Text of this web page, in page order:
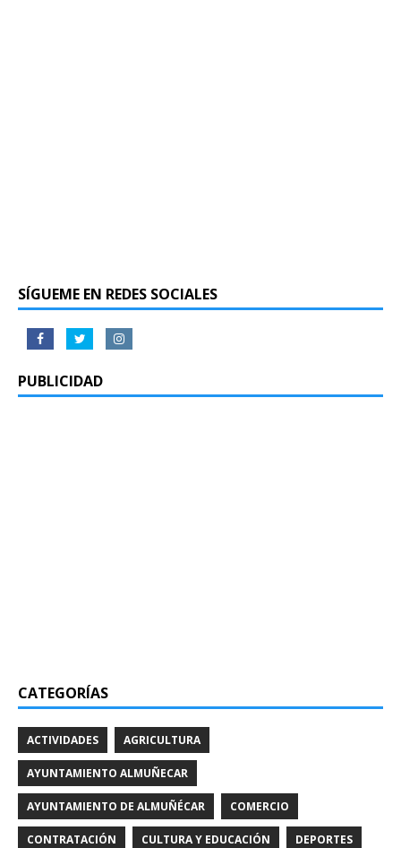
SÍGUEME EN REDES SOCIALES
PUBLICIDAD
CATEGORÍAS
ACTIVIDADES AGRICULTURA
AYUNTAMIENTO ALMUÑECAR
AYUNTAMIENTO DE ALMUÑÉCAR COMERCIO
CONTRATACIÓN CULTURA Y EDUCACIÓN DEPORTES